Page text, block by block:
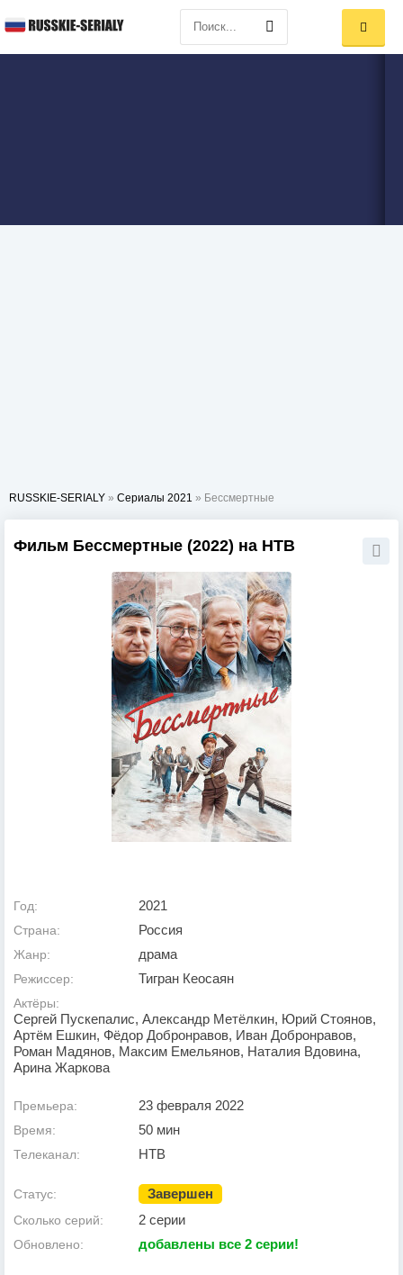
RUSSKIE-SERIALY » Сериалы 2021 » Бессмертные
Фильм Бессмертные (2022) на НТВ
Год: 2021
Страна: Россия
Жанр: драма
Режиссер: Тигран Кеосаян
Актёры:
Сергей Пускепалис, Александр Метёлкин, Юрий Стоянов,
Артём Ешкин, Фёдор Добронравов, Иван Добронравов,
Роман Мадянов, Максим Емельянов, Наталия Вдовина,
Арина Жаркова
Премьера: 23 февраля 2022
Время: 50 мин
Телеканал: НТВ
Статус: Завершен
Сколько серий: 2 серии
Обновлено: добавлены все 2 серии!